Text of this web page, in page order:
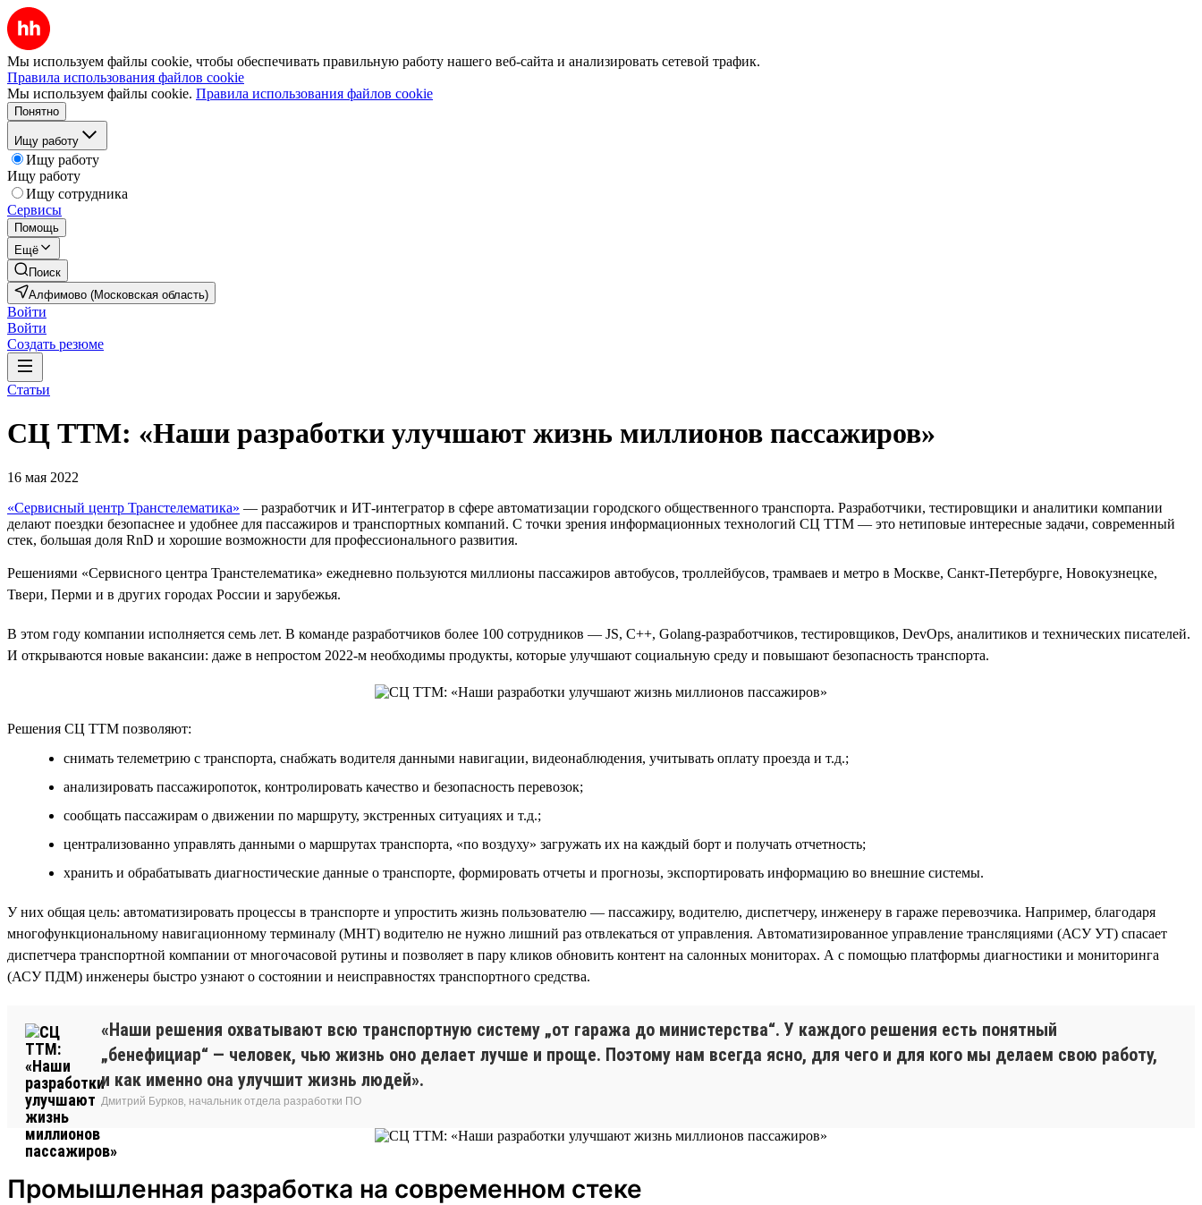
Мы используем файлы cookie, чтобы обеспечивать правильную работу нашего веб-сайта и анализировать сетевой трафик.
Правила использования файлов cookie
Мы используем файлы cookie. Правила использования файлов cookie
Понятно
Ищу работу
Ищу работу
Ищу работу
Ищу сотрудника
Сервисы
Помощь
Ещё
Поиск
Алфимово (Московская область)
Войти
Войти
Создать резюме
Статьи
СЦ ТТМ: «Наши разработки улучшают жизнь миллионов пассажиров»
16 мая 2022
«Сервисный центр Транстелематика» — разработчик и ИТ-интегратор в сфере автоматизации городского общественного транспорта. Разработчики, тестировщики и аналитики компании
делают поездки безопаснее и удобнее для пассажиров и транспортных компаний. С точки зрения информационных технологий СЦ ТТМ — это нетиповые интересные задачи, современный
стек, большая доля RnD и хорошие возможности для профессионального развития.
Решениями «Сервисного центра Транстелематика» ежедневно пользуются миллионы пассажиров автобусов, троллейбусов, трамваев и метро в Москве, Санкт-Петербурге, Новокузнецке,
Твери, Перми и в других городах России и зарубежья.
В этом году компании исполняется семь лет. В команде разработчиков более 100 сотрудников — JS, C++, Golang-разработчиков, тестировщиков, DevOps, аналитиков и технических писателей.
И открываются новые вакансии: даже в непростом 2022-м необходимы продукты, которые улучшают социальную среду и повышают безопасность транспорта.
Решения СЦ ТТМ позволяют:
снимать телеметрию с транспорта, снабжать водителя данными навигации, видеонаблюдения, учитывать оплату проезда и т.д.;
анализировать пассажиропоток, контролировать качество и безопасность перевозок;
сообщать пассажирам о движении по маршруту, экстренных ситуациях и т.д.;
централизованно управлять данными о маршрутах транспорта, «по воздуху» загружать их на каждый борт и получать отчетность;
хранить и обрабатывать диагностические данные о транспорте, формировать отчеты и прогнозы, экспортировать информацию во внешние системы.
У них общая цель: автоматизировать процессы в транспорте и упростить жизнь пользователю — пассажиру, водителю, диспетчеру, инженеру в гараже перевозчика. Например, благодаря
многофункциональному навигационному терминалу (МНТ) водителю не нужно лишний раз отвлекаться от управления. Автоматизированное управление трансляциями (АСУ УТ) спасает
диспетчера транспортной компании от многочасовой рутины и позволяет в пару кликов обновить контент на салонных мониторах. А с помощью платформы диагностики и мониторинга
(АСУ ПДМ) инженеры быстро узнают о состоянии и неисправностях транспортного средства.
«Наши решения охватывают всю транспортную систему „от гаража до министерства“. У каждого решения есть понятный
„бенефициар“ — человек, чью жизнь оно делает лучше и проще. Поэтому нам всегда ясно, для чего и для кого мы делаем свою работу,
и как именно она улучшит жизнь людей».
Дмитрий Бурков, начальник отдела разработки ПО
Промышленная разработка на современном стеке